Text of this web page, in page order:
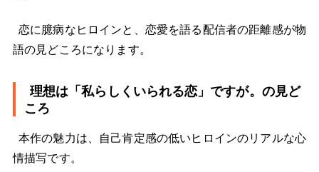
恋に臆病なヒロインと、恋愛を語る配信者の距離感が物
語の見どころになります。
理想は「私らしくいられる恋」ですが。の見ど
ころ
本作の魅力は、自己肯定感の低いヒロインのリアルな心
情描写です。